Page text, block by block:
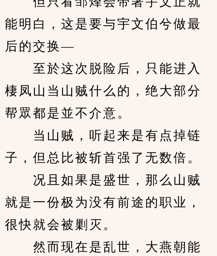
能明白，这是要与宇文伯兮做最
后的交换—
至於这次脱险后，只能进入
棲凤山当山贼什么的，绝大部分
帮眾都是並不介意。
当山贼，听起来是有点掉链
子，但总比被斩首强了无数倍。
况且如果是盛世，那么山贼
就是一份极为没有前途的职业，
很快就会被剿灭。
然而现在是乱世，大燕朝能